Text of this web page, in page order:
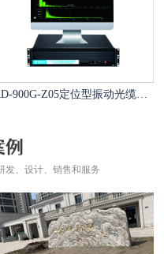
RD-900G-Z05定位型振动光缆报警系统
发、设计、销售和服务